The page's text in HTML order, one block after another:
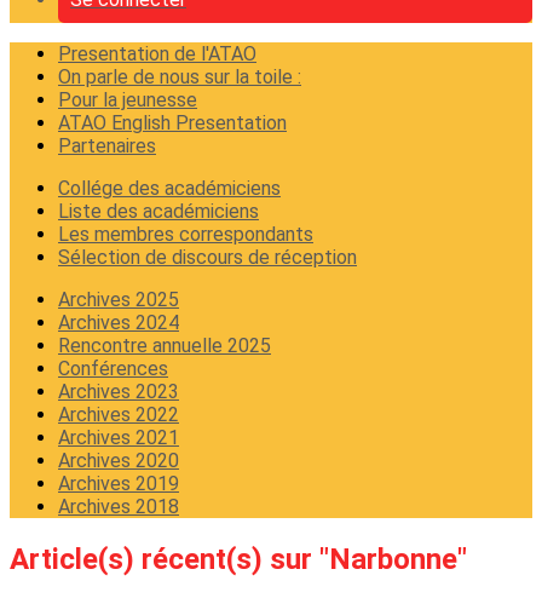
Presentation de l'ATAO
On parle de nous sur la toile :
Pour la jeunesse
ATAO English Presentation
Partenaires
Collége des académiciens
Liste des académiciens
Les membres correspondants
Sélection de discours de réception
Archives 2025
Archives 2024
Rencontre annuelle 2025
Conférences
Archives 2023
Archives 2022
Archives 2021
Archives 2020
Archives 2019
Archives 2018
Article(s) récent(s) sur "Narbonne"